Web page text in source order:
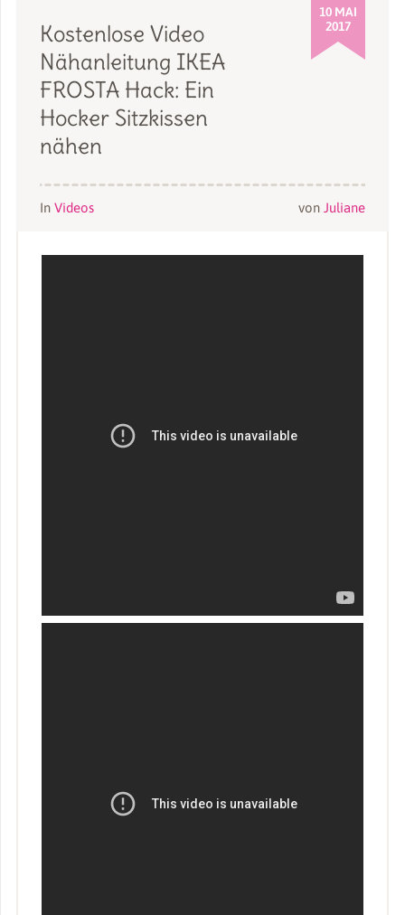
10 MAI
2017
Kostenlose Video
Nähanleitung IKEA
FROSTA Hack: Ein
Hocker Sitzkissen
nähen
In Videos vonJuliane